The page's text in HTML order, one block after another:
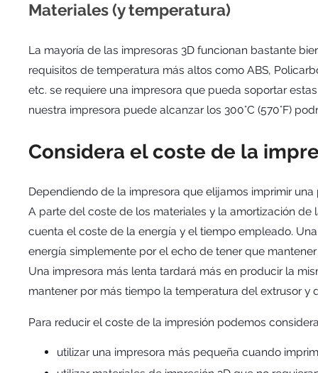
Materiales (y temperatura)
La mayoría de las impresoras 3D funcionan bastante
requisitos de temperatura más altos como ABS,
etc. se requiere una impresora que pueda soportar
nuestra impresora puede alcanzar los 300°C (570°F)
Considera el coste de la
Dependiendo de la impresora que elijamos imprimir
A parte del coste de los materiales y la amortización
cuenta el coste de la energía y el tiempo empleado.
energía simplemente por el echo de tener que
Una impresora más lenta tardará más en producir la
mantener por más tiempo la temperatura del extrusor y
Para reducir el coste de la impresión podemos
utilizar una impresora más pequeña cuando